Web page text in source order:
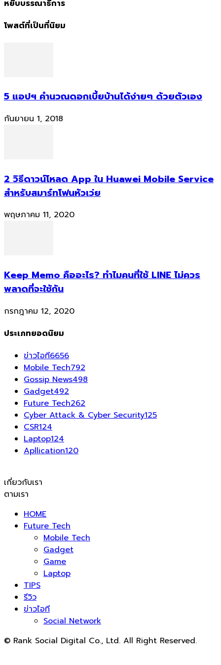
หยิบบรรณาธิการ
โพสต์ที่เป็นที่นิยม
5 แอปฯ คำนวณดอกเบี้ยบ้านได้ง่ายๆ ด้วยตัวเอง
กันยายน 1, 2018
2 วิธีดาวน์โหลด App ใน Huawei Mobile Service
สำหรับสมาร์ทโฟนหัวเว่ย
พฤษภาคม 11, 2020
Keep Memo คืออะไร? ทำไมคนที่ใช้ LINE ไม่ควร
พลาดที่จะใช้กัน
กรกฎาคม 12, 2020
ประเภทยอดนิยม
ข่าวไอที6656
Mobile Tech792
Gossip News498
Gadget492
Future Tech262
Cyber Attack & Cyber Security125
CSR124
Laptop124
Apllication120
เกี่ยวกับเรา
ตามเรา
HOME
Future Tech
Mobile Tech
Gadget
Game
Laptop
TIPS
รีวิว
ข่าวไอที
Social Network
© Rank Social Digital Co., Ltd. All Right Reserved.